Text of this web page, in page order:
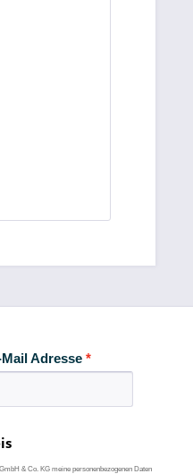
Adresse
& Co. KG meine personenbezogenen Daten